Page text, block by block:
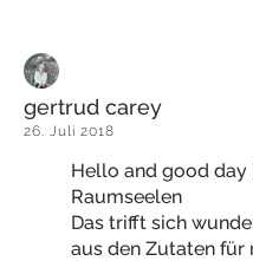
gertrud carey
26. Juli 2018
Hello and good day
Raumseelen
Das trifft sich
aus den Zutaten für